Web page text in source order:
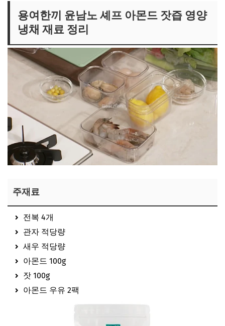
용여한끼 윤남노 셰프 아몬드 잣즙 영양
냉채 재료 정리
주재료
전복 4개
관자 적당량
새우 적당량
아몬드 100g
잣 100g
아몬드 우유 2팩